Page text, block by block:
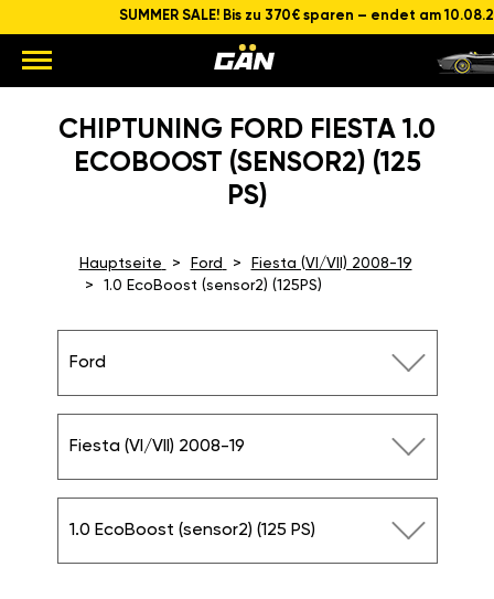
SUMMER SALE! Bis zu 370€ sparen – endet am
CHIPTUNING FORD FIESTA 1.0
ECOBOOST (SENSOR2) (125
PS)
Hauptseite Ford
Fiesta (VI/VII) 2008-19
1.0 EcoBoost (sensor2) (125PS)
Ford
Fiesta (VI/VII) 2008-19
1.0 EcoBoost (sensor2) (125 PS)